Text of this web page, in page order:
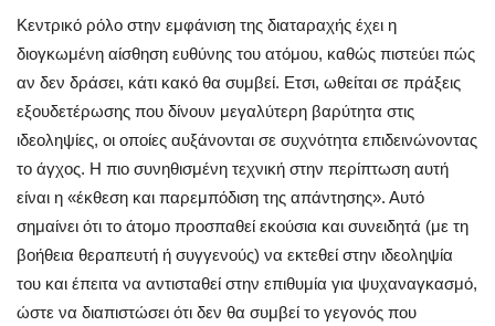
Κεντρικό ρόλο στην εμφάνιση της διαταραχής έχει η
διογκωμένη αίσθηση ευθύνης του ατόμου, καθώς πιστεύει πώς
αν δεν δράσει, κάτι κακό θα συμβεί. Ετσι, ωθείται σε πράξεις
εξουδετέρωσης που δίνουν μεγαλύτερη βαρύτητα στις
ιδεοληψίες, οι οποίες αυξάνονται σε συχνότητα επιδεινώνοντας
το άγχος. Η πιο συνηθισμένη τεχνική στην περίπτωση αυτή
είναι η «έκθεση και παρεμπόδιση της απάντησης». Αυτό
σημαίνει ότι το άτομο προσπαθεί εκούσια και συνειδητά (με τη
βοήθεια θεραπευτή ή συγγενούς) να εκτεθεί στην ιδεοληψία
του και έπειτα να αντισταθεί στην επιθυμία για ψυχαναγκασμό,
ώστε να διαπιστώσει ότι δεν θα συμβεί το γεγονός που